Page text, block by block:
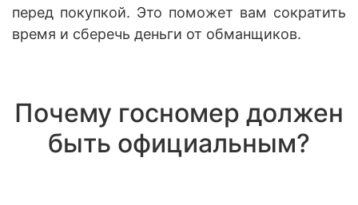
перед покупкой. Это поможет вам сократить
время и сберечь деньги от обманщиков.
Почему госномер должен
быть официальным?